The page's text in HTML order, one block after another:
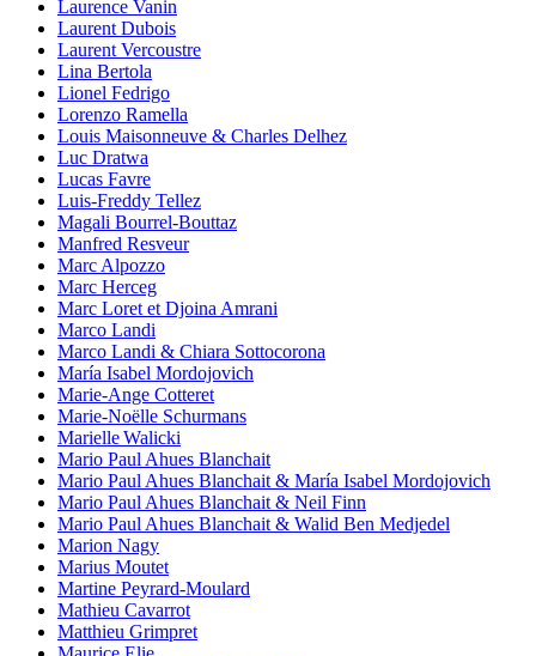
Laurence Vanin
Laurent Dubois
Laurent Vercoustre
Lina Bertola
Lionel Fedrigo
Lorenzo Ramella
Louis Maisonneuve & Charles Delhez
Luc Dratwa
Lucas Favre
Luis-Freddy Tellez
Magali Bourrel-Bouttaz
Manfred Resveur
Marc Alpozzo
Marc Herceg
Marc Loret et Djoina Amrani
Marco Landi
Marco Landi & Chiara Sottocorona
María Isabel Mordojovich
Marie-Ange Cotteret
Marie-Noëlle Schurmans
Marielle Walicki
Mario Paul Ahues Blanchait
Mario Paul Ahues Blanchait & María Isabel Mordojovich
Mario Paul Ahues Blanchait & Neil Finn
Mario Paul Ahues Blanchait & Walid Ben Medjedel
Marion Nagy
Marius Moutet
Martine Peyrard-Moulard
Mathieu Cavarrot
Matthieu Grimpret